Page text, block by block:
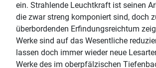
ein. Strahlende Leuchtkraft ist seinen
die zwar streng komponiert sind, doch
überbordenden Erfindungsreichtum
Werke sind auf das Wesentliche
lassen doch immer wieder neue
Werke des im oberpfälzischen